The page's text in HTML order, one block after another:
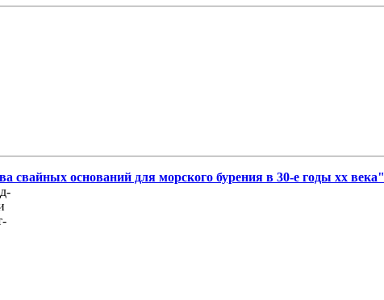
свайных оснований для морского бурения в 30-е годы хх века"